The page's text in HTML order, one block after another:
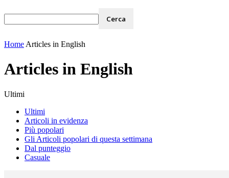
Home Articles in English
Articles in English
Ultimi
Ultimi
Articoli in evidenza
Più popolari
Gli Articoli popolari di questa settimana
Dal punteggio
Casuale